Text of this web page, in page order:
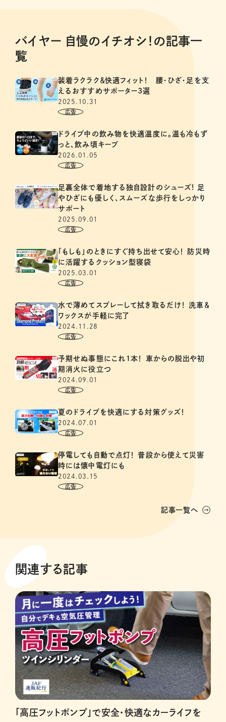
バイヤー 自慢のイチオシ！の記事一
覧
装着ラクラク＆快適フィット！ 腰・ひざ・足を支
えるおすすめサポーター3選
2025.10.31
ドライブ中の飲み物を快適温度に。温も冷もず
っと、飲み頃キープ
2026.01.05
足裏全体で着地する独自設計のシューズ! 足
やひざにも優しく、スムーズな歩行をしっかり
サポート
2025.09.01
「もしも」のときにすぐ持ち出せて安心！ 防災時
に活躍するクッション型寝袋
2025.03.01
水で薄めてスプレーして拭き取るだけ！ 洗車＆
ワックスが手軽に完了
2024.11.28
予期せぬ事態にこれ１本！ 車からの脱出や初
期消火に役立つ
2024.09.01
夏のドライブを快適にする対策グッズ！
2024.07.01
停電しても自動で点灯！ 普段から使えて災害
時には懐中電灯にも
2024.03.15
記事一覧へ
関連する記事
「高圧フットポンプ」で安全・快適なカーライフを